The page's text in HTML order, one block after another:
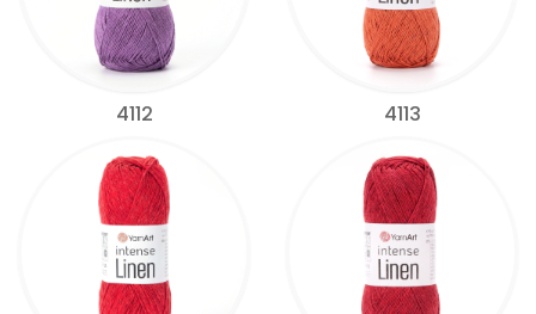
4112 4113